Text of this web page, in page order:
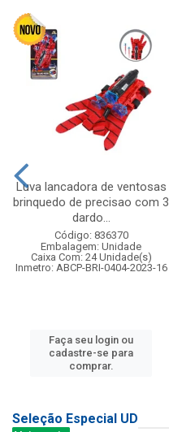
Luva lancadora de ventosas
brinquedo de precisao com 3
dardo...
Código: 836370
Embalagem: Unidade
Caixa Com: 24 Unidade(s)
Inmetro: ABCP-BRI-0404-2023-16
Faça seu login ou
cadastre-se para
comprar.
Seleção Especial UD